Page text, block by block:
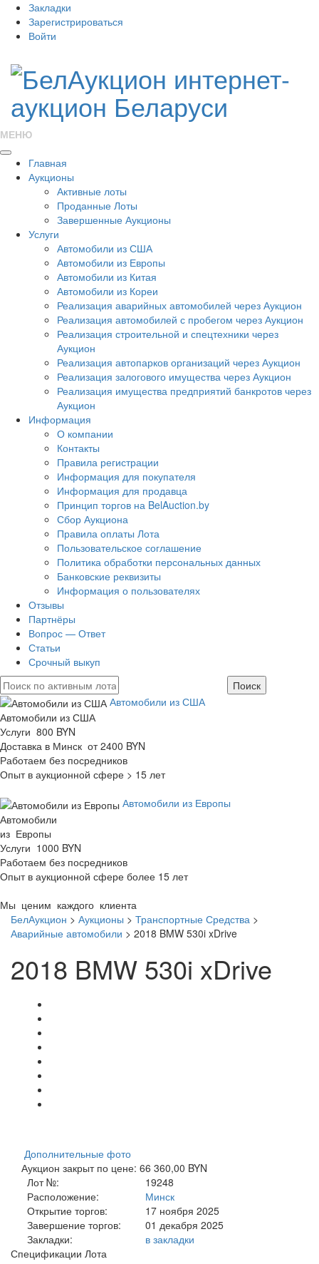
Закладки
Зарегистрироваться
Войти
МЕНЮ
Главная
Аукционы
Активные лоты
Проданные Лоты
Завершенные Аукционы
Услуги
Автомобили из США
Автомобили из Европы
Автомобили из Китая
Автомобили из Кореи
Реализация аварийных автомобилей через Аукцион
Реализация автомобилей с пробегом через Аукцион
Реализация строительной и спецтехники через
Аукцион
Реализация автопарков организаций через Аукцион
Реализация залогового имущества через Аукцион
Реализация имущества предприятий банкротов через
Аукцион
Информация
О компании
Контакты
Правила регистрации
Информация для покупателя
Информация для продавца
Принцип торгов на BelAuction.by
Сбор Аукциона
Правила оплаты Лота
Пользовательское соглашение
Политика обработки персональных данных
Банковские реквизиты
Информация о пользователях
Отзывы
Партнёры
Вопрос — Ответ
Статьи
Срочный выкуп
Автомобили из США
Автомобили из США
Услуги 800 BYN
Доставка в Минск от 2400 BYN
Работаем без посредников
Опыт в аукционной сфере > 15 лет
Автомобили из Европы
Автомобили
из Европы
Услуги 1000 BYN
Работаем без посредников
Опыт в аукционной сфере более 15 лет
Мы ценим каждого клиента
БелАукцион > Аукционы > Транспортные Средства >
Аварийные автомобили > 2018 BMW 530i xDrive
2018 BMW 530i xDrive
Дополнительные фото
Аукцион закрыт по цене: 66 360,00 BYN
Лот №:
19248
Расположение:
Минск
Открытие торгов:
17 ноября 2025
Завершение торгов:
01 декабря 2025
Закладки:
в закладки
Спецификации Лота